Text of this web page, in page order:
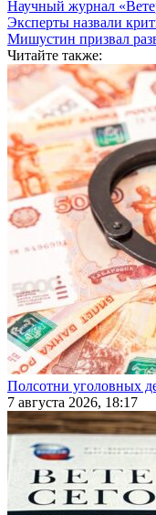
Научный журнал
Эксперты назвали
Мишустин призвал
Читайте также:
Полсотни уголовных
7 августа 2026, 18:17